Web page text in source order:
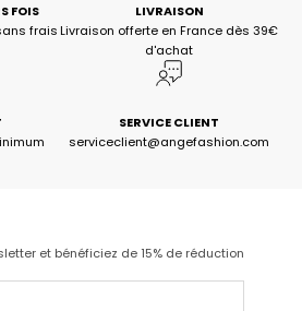
FOIS
frais
LIVRAISON
Livraison offerte en France dès 39€
d'achat
SERVICE CLIENT
serviceclient@angefashion.com
et bénéficiez de 15% de réduction